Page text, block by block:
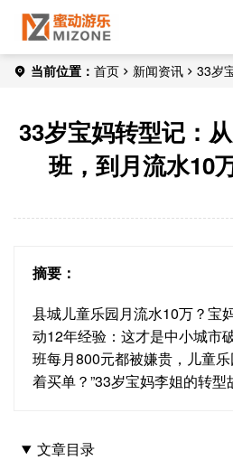
当前位置： 首页 新闻资讯
33岁
33岁宝妈转型记：
班，到月流水10
摘要：
县城儿童乐园月流水10万？宝
动12年经验：这才是中小城市
班每月800元都被嫌贵，儿童
着买单？”33岁宝妈李姐的转
文章目录